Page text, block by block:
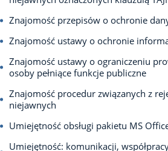
Znajomość przepisów o ochronie
Znajomość ustawy o ochronie
Znajomość ustawy o ograniczeniu
osoby pełniące funkcje publiczne
Znajomość procedur związanych z
niejawnych
Umiejętność obsługi pakietu MS
Umiejętność: komunikacji,